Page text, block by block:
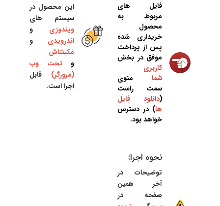
فایل های
مربوط به
محصول
خریداری شده
پس از پرداخت
موفق در بخش
کاربری
شما منوی
سمت راست
(دانلود فایل
ها) در دسترس
خواهد بود.
این محصول در
سیستم های
ویندوزی و
اندرویدی و
مکینتاش
و تحت وب
(مرورگر) قابل
اجرا است.
نحوه اجرا:
توضیحات در
آخر همین
صفحه در